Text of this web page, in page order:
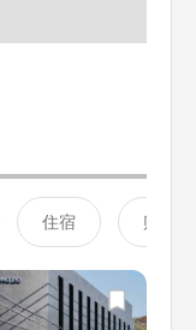
住宿 购物